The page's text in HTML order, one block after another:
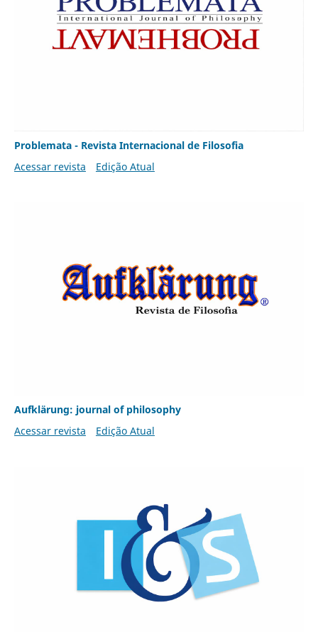
Problemata - Revista Internacional de Filosofia
Acessar revista
Edição Atual
Aufklärung: journal of philosophy
Acessar revista
Edição Atual